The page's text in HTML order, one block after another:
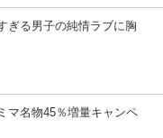
ぎる男子の純情ラブに胸
マ名物45％増量キャンペ